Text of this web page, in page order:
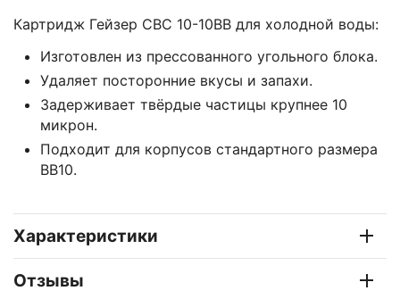
Картридж Гейзер CBC 10-10BB для холодной воды:
Изготовлен из прессованного угольного блока.
Удаляет посторонние вкусы и запахи.
Задерживает твёрдые частицы крупнее 10
микрон.
Подходит для корпусов стандартного размера
BB10.
Характеристики
Отзывы